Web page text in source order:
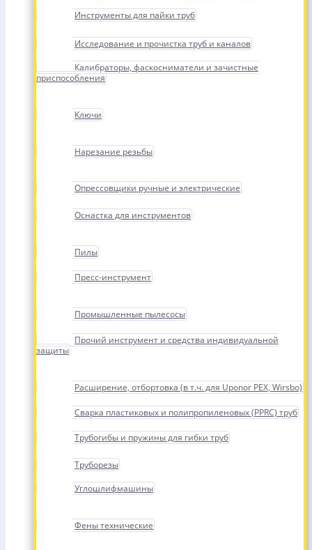
Инструменты для пайки труб
Исследование и прочистка труб и каналов
Калибраторы, фаскосниматели и зачистные
приспособления
Ключи
Нарезание резьбы
Опрессовщики ручные и электрические
Оснастка для инструментов
Пилы
Пресс-инструмент
Промышленные пылесосы
Прочий инструмент и средства индивидуальной
защиты
Расширение, отбортовка (в т.ч. для Uponor PEX, Wirsbo)
Сварка пластиковых и полипропиленовых (PPRC) труб
Трубогибы и пружины для гибки труб
Труборезы
Углошлифмашины
Фены технические